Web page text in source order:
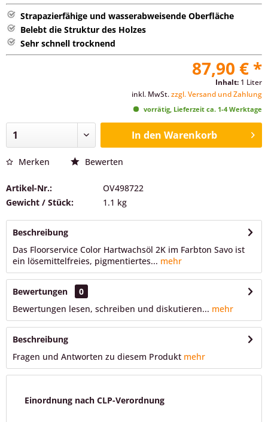
Strapazierfähige und wasserabweisende Oberfläche
Belebt die Struktur des Holzes
Sehr schnell trocknend
87,90 € *
Inhalt: 1 Liter
inkl. MwSt.zzgl. Versand und Zahlung
vorrätig, Lieferzeit ca. 1-4 Werktage
In den Warenkorb
Merken Bewerten
Artikel-Nr.:
OV498722
Gewicht / Stück:
1.1 kg
Beschreibung
Das Floorservice Color Hartwachsöl 2K im Farbton Savo ist
ein lösemittelfreies, pigmentiertes... mehr
Bewertungen
0
Bewertungen lesen, schreiben und diskutieren... mehr
Beschreibung
Fragen und Antworten zu diesem Produkt mehr
Einordnung nach CLP-Verordnung